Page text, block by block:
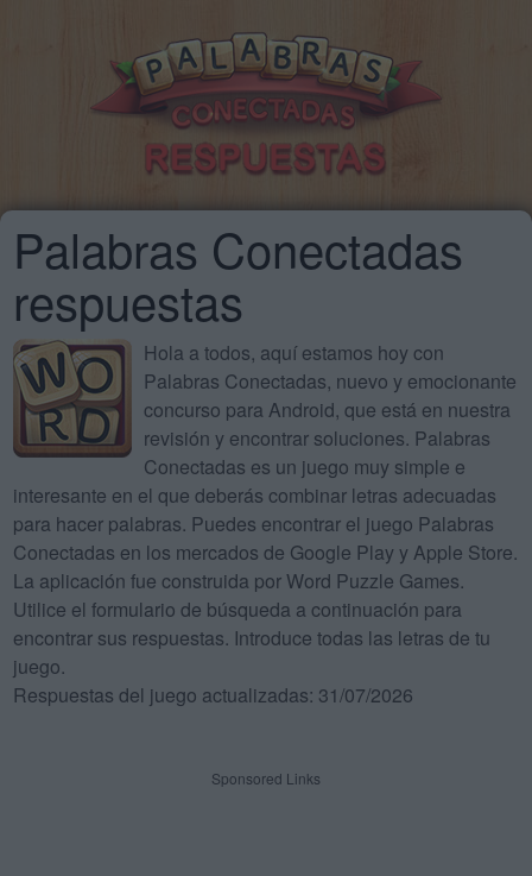
Palabras Conectadas
respuestas
Hola a todos, aquí estamos hoy con
Palabras Conectadas, nuevo y emocionante
concurso para Android, que está en nuestra
revisión y encontrar soluciones. Palabras
Conectadas es un juego muy simple e
interesante en el que deberás combinar letras adecuadas
para hacer palabras. Puedes encontrar el juego Palabras
Conectadas en los mercados de Google Play y Apple Store.
La aplicación fue construida por Word Puzzle Games.
Utilice el formulario de búsqueda a continuación para
encontrar sus respuestas. Introduce todas las letras de tu
juego.
Respuestas del juego actualizadas: 31/07/2026
Sponsored Links